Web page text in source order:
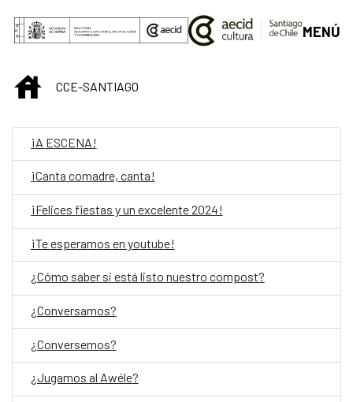
Skip to Main Content
MENÚ
INICIOCCE-SANTIAGO
¡A ESCENA!
¡Canta comadre, canta!
¡Felices fiestas y un excelente 2024!
¡Te esperamos en youtube!
¿Cómo saber si está listo nuestro compost?
¿Conversamos?
¿Conversemos?
¿Jugamos al Awéle?